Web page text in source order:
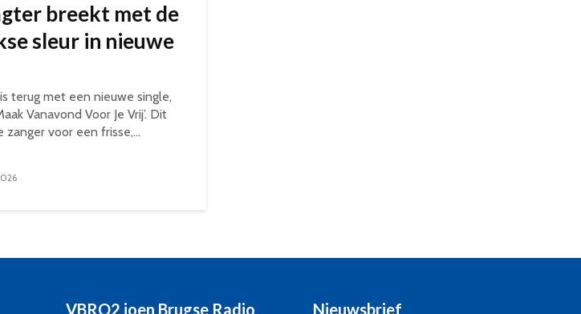
breekt met de
sleur in nieuwe
terug met een nieuwe single,
Vanavond Voor Je Vrij’. Dit
zanger voor een frisse,...
VBRO2 joen Brugse Radio
Nieuwsbrief